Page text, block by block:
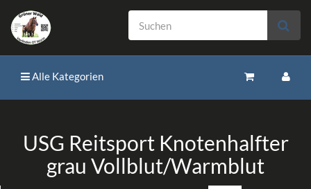
Alle Kategorien
USG Reitsport Knotenhalfter
grau Vollblut/Warmblut